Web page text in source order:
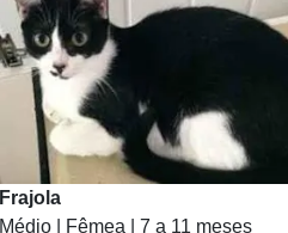
Frajola
Médio | Fêmea | 7 a 11 meses